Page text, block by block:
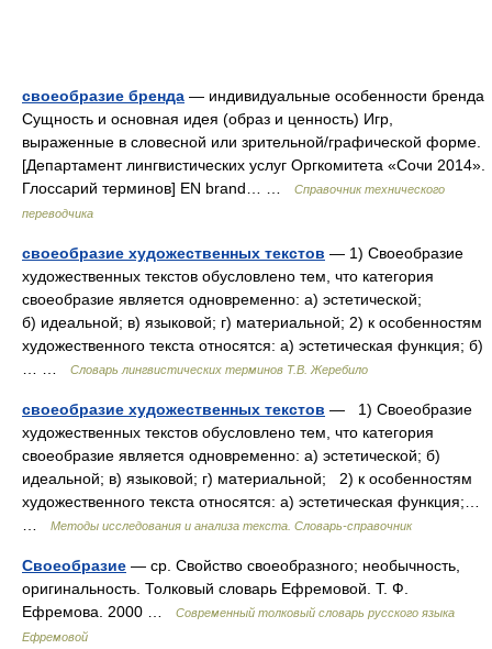
своеобразие бренда — индивидуальные особенности бренда
Сущность и основная идея (образ и ценность) Игр,
выраженные в словесной или зрительной/графической форме.
[Департамент лингвистических услуг Оргкомитета «Сочи 2014».
Глоссарий терминов] EN brand… …
Справочник технического
переводчика
своеобразие художественных текстов — 1) Своеобразие
художественных текстов обусловлено тем, что категория
своеобразие является одновременно: а) эстетической;
б) идеальной; в) языковой; г) материальной; 2) к особенностям
художественного текста относятся: а) эстетическая функция; б)
Словарь лингвистических терминов Т.В. Жеребило
своеобразие художественных текстов — 1) Своеобразие
художественных текстов обусловлено тем, что категория
своеобразие является одновременно: а) эстетической; б)
идеальной; в) языковой; г) материальной; 2) к особенностям
художественного текста относятся: а) эстетическая функция;…
Методы исследования и анализа текста. Словарь-справочник
Своеобразие — ср. Свойство своеобразного; необычность,
оригинальность. Толковый словарь Ефремовой. Т. Ф.
Ефремова. 2000 …
Современный толковый словарь русского языка
Ефремовой